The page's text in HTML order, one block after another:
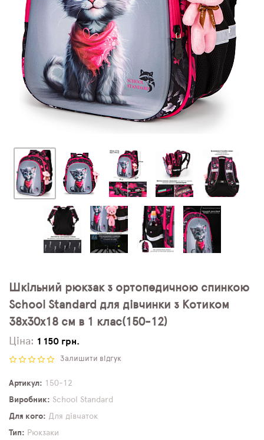
Шкільний рюкзак з ортопедичною спинкою
School Standard для дівчинки з Котиком
38х30х18 см в 1 клас(150-12)
Ціна: 1 150 грн.
Залишити відгук
Артикул
150-12
Виробник
School Standard
Для кого
Для дівчаток
Тип
Рюкзаки